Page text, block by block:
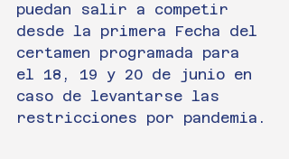
puedan salir a competir
desde la primera Fecha del
certamen programada para
el 18, 19 y 20 de junio en
caso de levantarse las
restricciones por pandemia.